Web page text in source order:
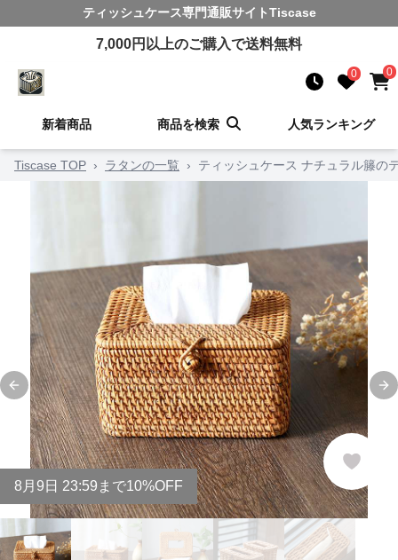
ティッシュケース専門通販サイトTiscase
7,000円以上のご購入で送料無料
0 0
新着商品 商品を検索 人気ランキング
Tiscase TOP › ラタンの一覧 › ティッシュケース ナチュラル籐の
Previous slide
8 月 9 日 23:59まで10%OFF